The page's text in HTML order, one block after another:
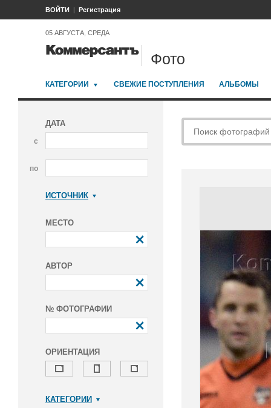
ВОЙТИ Регистрация
05 АВГУСТА, СРЕДА
Фото
КАТЕГОРИИ СВЕЖИЕ ПОСТУПЛЕНИЯ АЛЬБОМЫ
ДАТА
с
по
ИСТОЧНИК
МЕСТО
АВТОР
№ ФОТОГРАФИИ
ОРИЕНТАЦИЯ
КАТЕГОРИИ